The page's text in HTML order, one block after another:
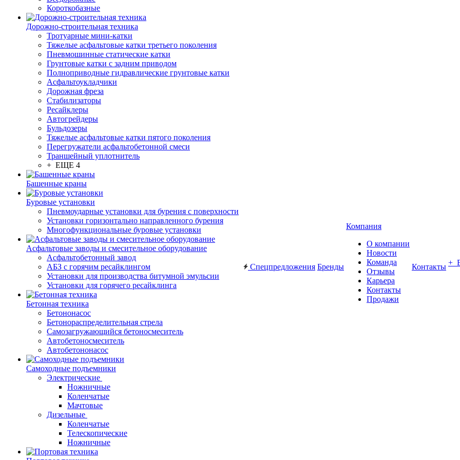
Короткобазные
Дорожно-строительная техника
Тротуарные мини-катки
Тяжелые асфальтовые катки третьего поколения
Пневмошинные статические катки
Грунтовые катки с задним приводом
Полноприводные гидравлические грунтовые катки
Асфальтоукладчики
Дорожная фреза
Стабилизаторы
Ресайклеры
Автогрейдеры
Бульдозеры
Тяжелые асфальтовые катки пятого поколения
Перегружатели асфальтобетонной смеси
Траншейный уплотнитель
+ ЕЩЕ 4
Башенные краны
Буровые установки
Пневмоударные установки для бурения с поверхности
Установки горизонтально направленного бурения
Многофункциональные буровые установки
Асфальтовые заводы и смесительное оборудование
Асфальтобетонный завод
АБЗ с горячим ресайклингом
Установки для производства битумной эмульсии
Установки для горячего ресайклинга
Бетонная техника
Бетононасос
Бетонораспределительная стрела
Самозагружающийся бетоносмеситель
Автобетоносмеситель
Автобетононасос
Самоходные подъемники
Электрические
Ножничные
Коленчатые
Мачтовые
Дизельные
Коленчатые
Телескопические
Ножничные
Спецпредложения Бренды
Компания
О компании
Новости
Команда
Отзывы
Карьера
Контакты
Продажи
Контакты +